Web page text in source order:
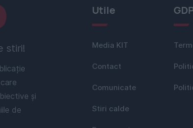
stiri!
și
de
Utile
Media KIT
Contact
Comunicate
Stiri calde